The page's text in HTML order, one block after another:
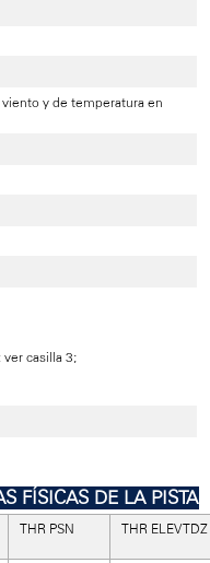
y de temperatura en
ver casilla 3;
FÍSICAS DE LA PISTA
THR PSN THR ELEV